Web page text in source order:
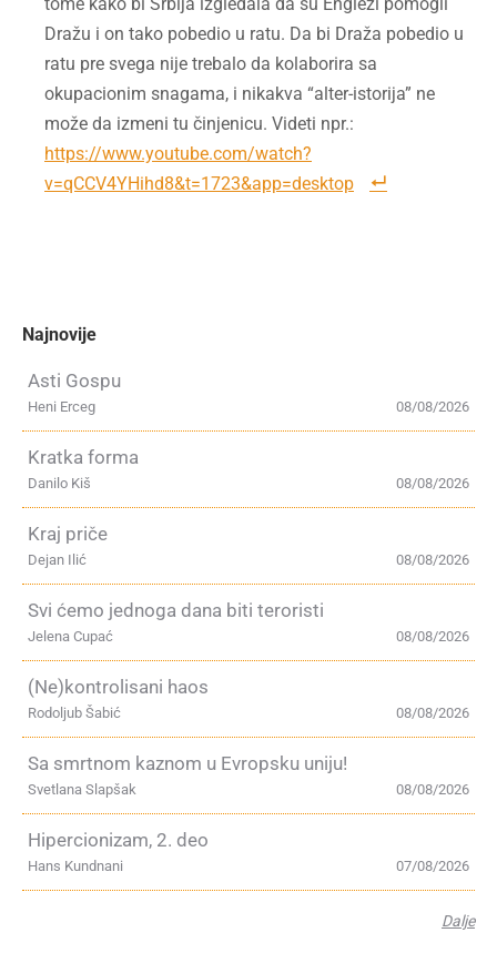
Dražu i on tako pobedio u ratu. Da bi Draža pobedio u
ratu pre svega nije trebalo da kolaborira sa
okupacionim snagama, i nikakva “alter-istorija” ne
može da izmeni tu činjenicu. Videti npr.:
https://www.youtube.com/watch?
v=qCCV4YHihd8&t=1723&app=desktop
Najnovije
Asti Gospu
08/08/2026
Heni Erceg
Kratka forma
08/08/2026
Danilo Kiš
Kraj priče
08/08/2026
Dejan Ilić
Svi ćemo jednoga dana biti teroristi
08/08/2026
Jelena Cupać
(Ne)kontrolisani haos
08/08/2026
Rodoljub Šabić
Sa smrtnom kaznom u Evropsku uniju!
08/08/2026
Svetlana Slapšak
Hipercionizam, 2. deo
07/08/2026
Hans Kundnani
Dalje